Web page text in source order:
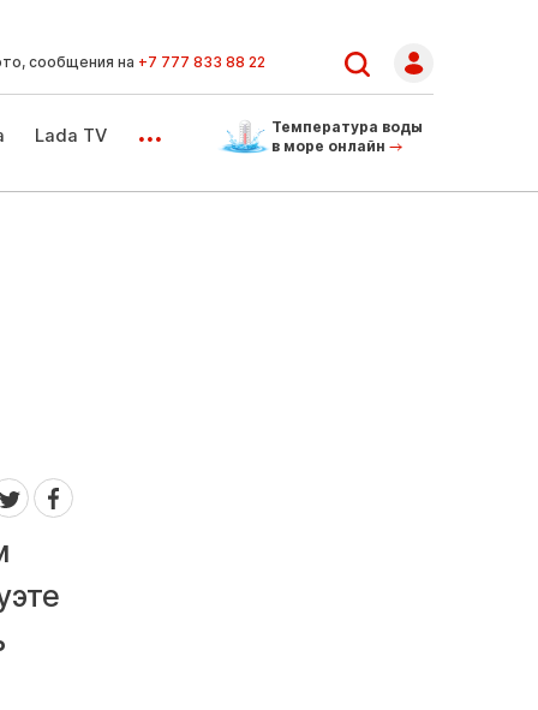
сообщения на +7 777 833 88 22
Lada TV ...
Температура воды
в море онлайн